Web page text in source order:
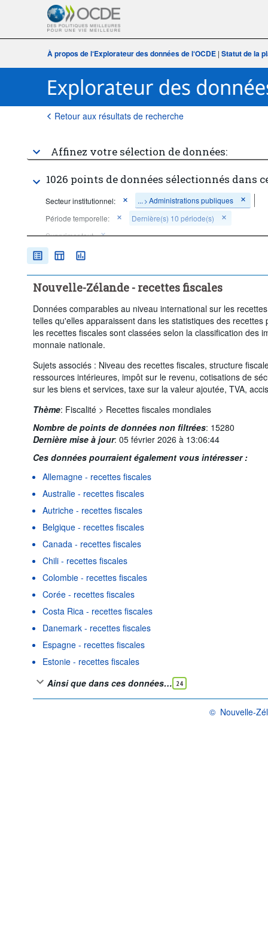
À propos de l‘Explorateur des données de l‘OCDE | Statut de la
Retour aux résultats de recherche
Affinez votre sélection de données:
1026 points de données sélectionnés dans
Secteur institutionnel: ... > Administrations publiques
Période temporelle:
Dernière(s) 10 période(s)
Supprimer tout
Nouvelle-Zélande - recettes fiscales
Données comparables au niveau international sur les
telles qu'elles apparaissent dans les statistiques des
les recettes fiscales sont classées selon la classification des
monnaie nationale.
Sujets associés : Niveau des recettes fiscales, structure
ressources intérieures, impôt sur le revenu, cotisations de
sur les biens et services, taxe sur la valeur ajoutée, TVA,
Thème: Fiscalité > Recettes fiscales mondiales
Nombre de points de données non filtrées: 15280
Dernière mise à jour: 05 février 2026 à 13:06:44
Ces données pourraient également vous intéresser :
Allemagne - recettes fiscales
Australie - recettes fiscales
Autriche - recettes fiscales
Belgique - recettes fiscales
Canada - recettes fiscales
Chili - recettes fiscales
Colombie - recettes fiscales
Corée - recettes fiscales
Costa Rica - recettes fiscales
Danemark - recettes fiscales
Espagne - recettes fiscales
Estonie - recettes fiscales
Ainsi que dans ces données… 24
© Nouvelle-